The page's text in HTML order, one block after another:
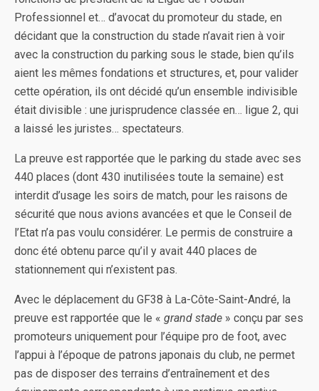
Professionnel et… d’avocat du promoteur du stade, en
décidant que la construction du stade n’avait rien à voir
avec la construction du parking sous le stade, bien qu’ils
aient les mêmes fondations et structures, et, pour valider
cette opération, ils ont décidé qu’un ensemble indivisible
était divisible : une jurisprudence classée en… ligue 2, qui
a laissé les juristes… spectateurs.
La preuve est rapportée que le parking du stade avec ses
440 places (dont 430 inutilisées toute la semaine) est
interdit d’usage les soirs de match, pour les raisons de
sécurité que nous avions avancées et que le Conseil de
l’Etat n’a pas voulu considérer. Le permis de construire a
donc été obtenu parce qu’il y avait 440 places de
stationnement qui n’existent pas.
Avec le déplacement du GF38 à La-Côte-Saint-André, la
preuve est rapportée que le « grand stade » conçu par ses
promoteurs uniquement pour l’équipe pro de foot, avec
l’appui à l’époque de patrons japonais du club, ne permet
pas de disposer des terrains d’entraînement et des